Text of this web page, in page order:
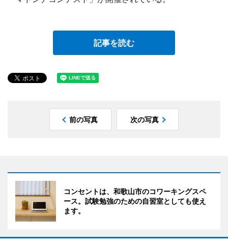
記事を読む
前の写真 次の写真
コンセントは、和歌山市のコワーキングスペ
ース。試験勉強のための自習室としても使え
ます。